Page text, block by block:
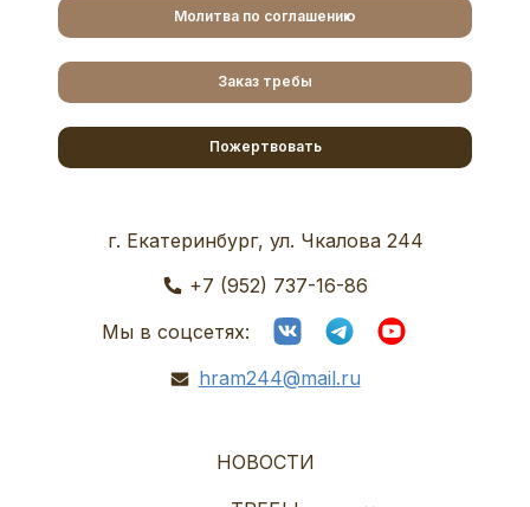
Молитва по соглашению
Заказ требы
Пожертвовать
г. Екатеринбург, ул. Чкалова 244
+7 (952) 737-16-86
Мы в соцсетях:
hram244@mail.ru
НОВОСТИ